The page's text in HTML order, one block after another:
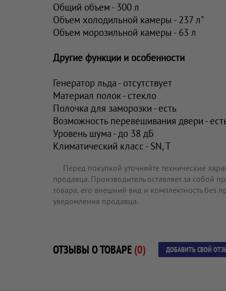
Общий объем - 300 л
Объем холодильной камеры - 237 л"
Объем морозильной камеры - 63 л
Другие функции и особенности
Генератор льда - отсутствует
Материал полок - стекло
Полочка для заморозки - есть
Возможность перевешивания двери -
Уровень шума - до 38 дБ
Климатический класс - SN, T
Перед покупкой уточняйте технические
продавца. Производитель оставляет за собой
товара, его внешний вид и комплектность без
уведомления продавца.
ОТЗЫВЫ О ТОВАРЕ (0) ДОБАВИТЬ СВОЙ